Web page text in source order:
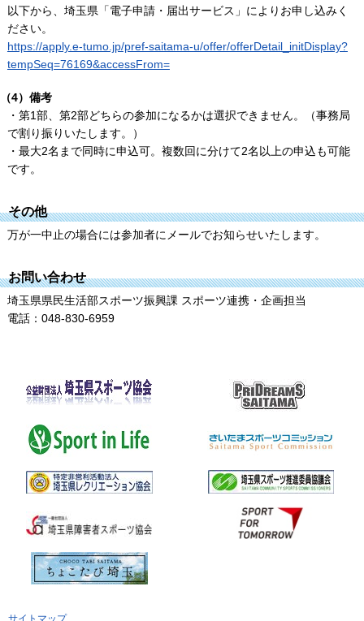
以下から、埼玉県「電子申請・届出サービス」によりお申し込みく
ださい。
https://apply.e-tumo.jp/pref-saitama-u/offer/offerDetail_initDisplay?
tempSeq=76169&accessFrom=
（4）備考
・第1部、第2部どちらの参加になるかは選択できません。（事務局
で割り振りいたします。）
・最大2名まで同時に申込可。複数回に分けて2名以上の申込も可能
です。
その他
万が一中止の場合には参加者にメールでお知らせいたします。
お問い合わせ
埼玉県県民生活部スポーツ振興課 スポーツ連携・企画担当
電話：048-830-6959
サイトマップ